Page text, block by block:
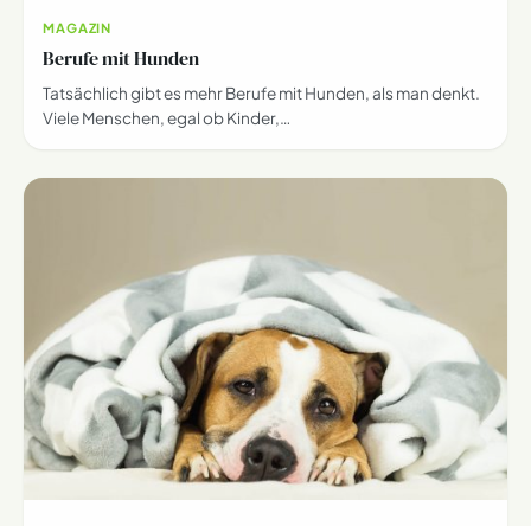
MAGAZIN
Berufe mit Hunden
Tatsächlich gibt es mehr Berufe mit Hunden, als man denkt.
Viele Menschen, egal ob Kinder,…